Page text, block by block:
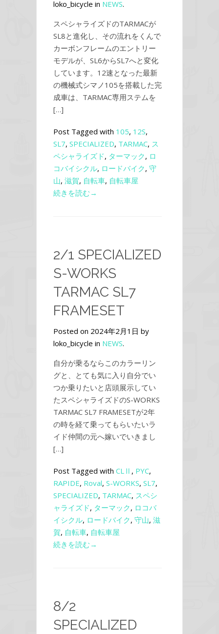
loko_bicycle in NEWS.
スペシャライズドのTARMACが
SL8と進化し、その流れをくんで
カーボンフレームのエントリー
モデルが、SL6からSL7へと変化
しています。12速となった最新
の機械式シマノ105を搭載した完
成車は、TARMAC専用ステムを
[…]
Post Tagged with 105, 12S,
SL7, SPECIALIZED, TARMAC, ス
ペシャライズド, ターマック, ロ
コバイシクル, ロードバイク, 守
山, 滋賀, 自転車, 自転車屋
続きを読む→
2/1 SPECIALIZED
S-WORKS
TARMAC SL7
FRAMESET
Posted on 2024年2月1日 by
loko_bicycle in NEWS.
自分が乗るならこのカラーリン
グと、とても気に入り自分でい
つか乗りたいと店頭展示してい
たスペシャライズドのS-WORKS
TARMAC SL7 FRAMESETが2年
の時を経て乗ってもらいたいラ
イド仲間の元へ嫁いでいきまし
[…]
Post Tagged with CLⅡ , PYC,
RAPIDE, Roval, S-WORKS, SL7,
SPECIALIZED, TARMAC, スペシ
ャライズド, ターマック, ロコバ
イシクル, ロードバイク, 守山, 滋
賀, 自転車, 自転車屋
続きを読む→
8/2
SPECIALIZED